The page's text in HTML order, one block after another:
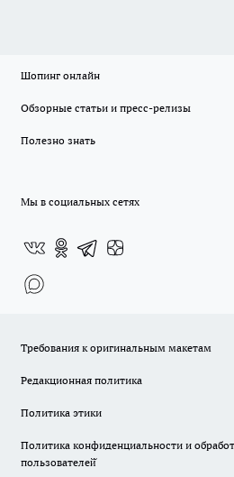
Шопинг онлайн
Обзорные статьи и пресс-релизы
Полезно знать
Мы в социальных сетях
Требования к оригинальным макетам
Редакционная политика
Политика этики
Политика конфиденциальности и
пользователей̆